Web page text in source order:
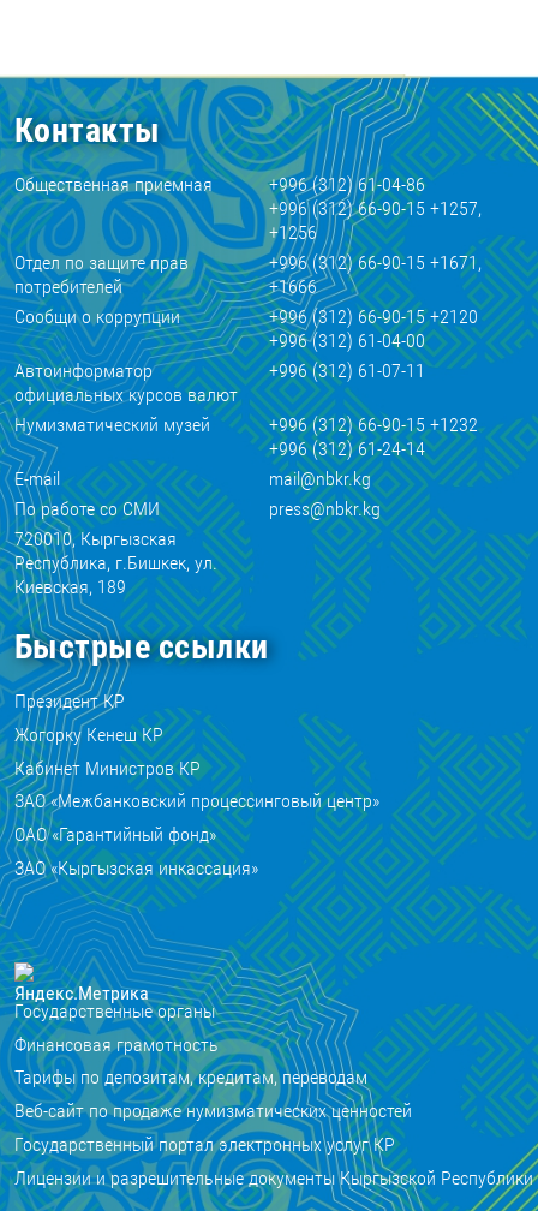
Контакты
Общественная приемная
+996 (312) 61-04-86
+996 (312) 66-90-15 +1257,
+1256
Отдел по защите прав
потребителей
+996 (312) 66-90-15 +1671,
+1666
Сообщи о коррупции
+996 (312) 66-90-15 +2120
+996 (312) 61-04-00
Автоинформатор
официальных курсов валют
+996 (312) 61-07-11
Нумизматический музей
+996 (312) 66-90-15 +1232
+996 (312) 61-24-14
E-mail
mail@nbkr.kg
По работе со СМИ
press@nbkr.kg
720010, Кыргызская
Республика, г.Бишкек, ул.
Киевская, 189
Быстрые ссылки
Президент КР
Жогорку Кенеш КР
Кабинет Министров КР
ЗАО «Межбанковский процессинговый центр»
ОАО «Гарантийный фонд»
ЗАО «Кыргызская инкассация»
Государственные органы
Финансовая грамотность
Тарифы по депозитам, кредитам, переводам
Веб-сайт по продаже нумизматических ценностей
Государственный портал электронных услуг КР
Лицензии и разрешительные документы Кыргызской Республики